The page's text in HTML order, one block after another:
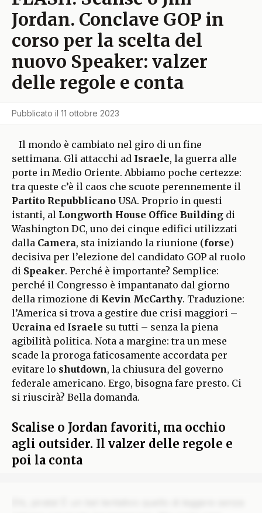
Jordan. Conclave GOP in
corso per la scelta del
nuovo Speaker: valzer
delle regole e conta
Pubblicato il 11 ottobre 2023
Il mondo è cambiato nel giro di un fine
settimana. Gli attacchi ad Israele, la guerra alle
porte in Medio Oriente. Abbiamo poche certezze:
tra queste c’è il caos che scuote perennemente il
Partito Repubblicano USA. Proprio in questi
istanti, al Longworth House Office Building di
Washington DC, uno dei cinque edifici utilizzati
dalla Camera, sta iniziando la riunione (forse)
decisiva per l’elezione del candidato GOP al ruolo
di Speaker. Perché è importante? Semplice:
perché il Congresso è impantanato dal giorno
della rimozione di Kevin McCarthy. Traduzione:
l’America si trova a gestire due crisi maggiori –
Ucraina ed Israele su tutti – senza la piena
agibilità politica. Nota a margine: tra un mese
scade la proroga faticosamente accordata per
evitare lo shutdown, la chiusura del governo
federale americano. Ergo, bisogna fare presto. Ci
si riuscirà? Bella domanda.
Scalise o Jordan favoriti, ma occhio
agli outsider. Il valzer delle regole e
poi la conta